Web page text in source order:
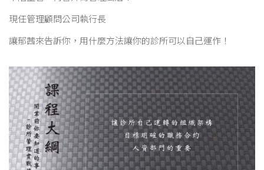
現任管理顧問公司執行長
讓郁茜來告訴你，用什麼方法讓你的診所可以自己運作！